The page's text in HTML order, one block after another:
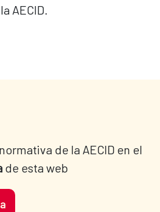
AECID.
de la AECID en el
de esta web